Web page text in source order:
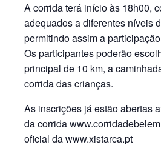
A corrida terá início às 18h00,
adequados a diferentes níveis
permitindo assim a
Os participantes poderão
principal de 10 km, a
corrida das crianças.
As inscrições já estão abertas
da corrida
oficial dawww.xistarca.pt